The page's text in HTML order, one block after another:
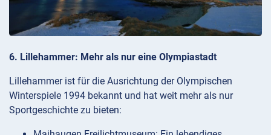
6. Lillehammer: Mehr als nur eine Olympiastadt
Lillehammer ist für die Ausrichtung der Olympischen
Winterspiele 1994 bekannt und hat weit mehr als nur
Sportgeschichte zu bieten: